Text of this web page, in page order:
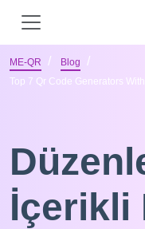
ME-QR
Blog
Top 7 Qr Code Generators
İçerikli